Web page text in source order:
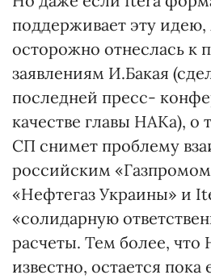
поддерживает эту идею,
осторожно отнеслась к
заявлениям И.Бакая
последней пресс-
качестве главы НАКа), о
СП снимет проблему
российским
«Нефтегаз Украины» и
«солидарную
расчеты. Тем более, что
известно, остается